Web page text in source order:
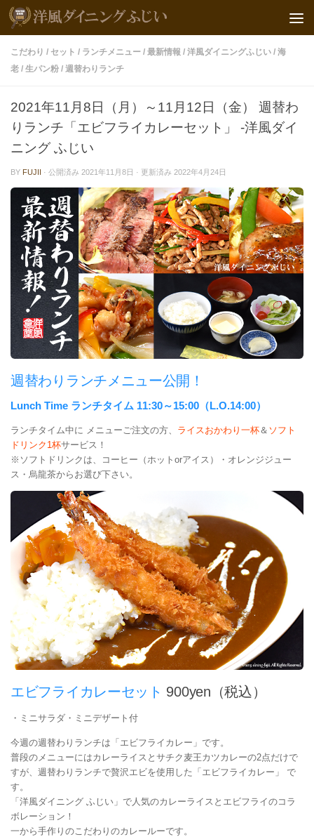
こだわり / セット / ランチメニュー / 最新情報 / 洋風ダイニングふじい / 海
老 / 生パン粉 / 週替わりランチ
2021年11月8日（月）～11月12日（金） 週替わ
りランチ「エビフライカレーセット」 -洋風ダイ
ニング ふじい
BY FUJII · 公開済み 2021年11月8日 · 更新済み 2022年4月24日
週替わりランチメニュー公開！
Lunch Time ランチタイム 11:30～15:00（L.O.14:00）
ランチタイム中に メニューご注文の方、 ライスおかわり一杯＆ ソフト
ドリンク1杯サービス！
※ソフトドリンクは、コーヒー（ホットorアイス）・オレンジジュー
ス・烏龍茶からお選び下さい。
エビフライカレーセット 900yen（税込）
・ミニサラダ・ミニデザート付
今週の週替わりランチは「エビフライカレー」です。
普段のメニューにはカレーライスとサチク麦王カツカレーの2点だけで
すが、週替わりランチで贅沢エビを使用した「エビフライカレー」 で
す。
「洋風ダイニング ふじい」で人気のカレーライスとエビフライのコラ
ボレーション！
一から手作りのこだわりのカレールーです。